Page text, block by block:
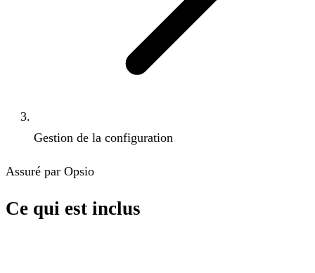
Gestion de la configuration
Assuré par Opsio
Ce qui est inclus